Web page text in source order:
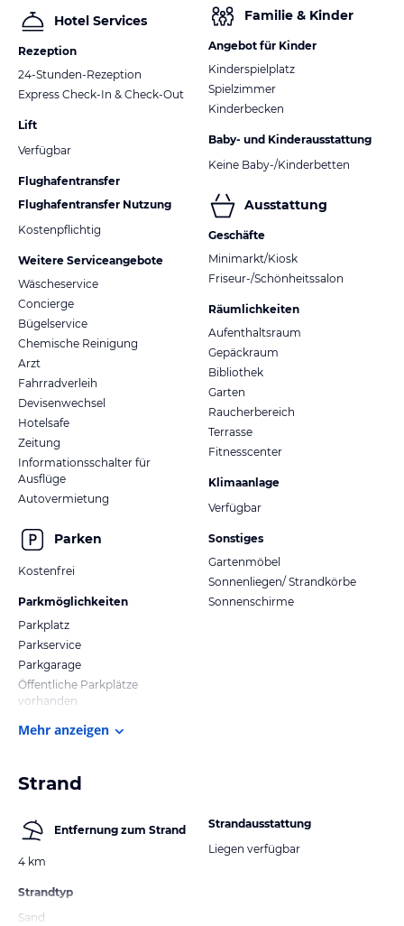
Hotel Services
Rezeption
24-Stunden-Rezeption
Express Check-In & Check-Out
Lift
Verfügbar
Flughafentransfer
Flughafentransfer Nutzung
Kostenpflichtig
Weitere Serviceangebote
Wäscheservice
Concierge
Bügelservice
Chemische Reinigung
Arzt
Fahrradverleih
Devisenwechsel
Hotelsafe
Zeitung
Informationsschalter für
Ausflüge
Autovermietung
Parken
Kostenfrei
Parkmöglichkeiten
Parkplatz
Parkservice
Parkgarage
Öffentliche Parkplätze
vorhanden
Familie & Kinder
Angebot für Kinder
Kinderspielplatz
Spielzimmer
Kinderbecken
Baby- und Kinderausstattung
Keine Baby-/Kinderbetten
Ausstattung
Geschäfte
Minimarkt/Kiosk
Friseur-/Schönheitssalon
Räumlichkeiten
Aufenthaltsraum
Gepäckraum
Bibliothek
Garten
Raucherbereich
Terrasse
Fitnesscenter
Klimaanlage
Verfügbar
Sonstiges
Gartenmöbel
Sonnenliegen/ Strandkörbe
Sonnenschirme
Mehr anzeigen
Strand
Entfernung zum Strand
4 km
Strandtyp
Sand
Strandausstattung
Liegen verfügbar